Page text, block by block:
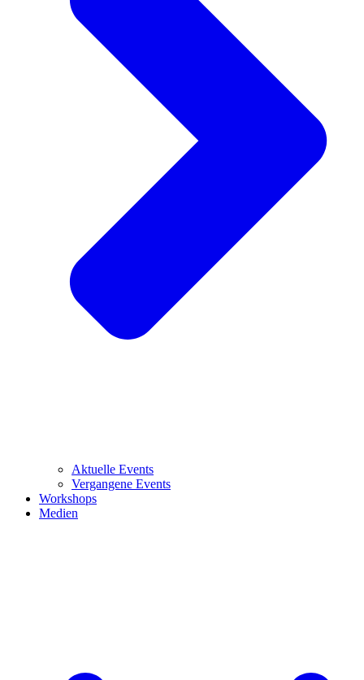
Aktuelle Events
Vergangene Events
Workshops
Medien